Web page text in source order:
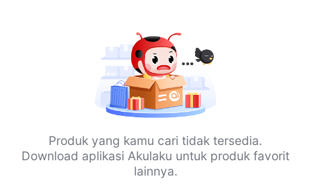
Produk yang kamu cari tidak tersedia.
Download aplikasi Akulaku untuk produk favorit
lainnya.